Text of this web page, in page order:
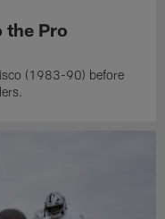
the Pro
(1983-90) before